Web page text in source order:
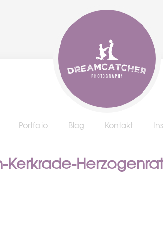
Portfolio Blog Kontakt